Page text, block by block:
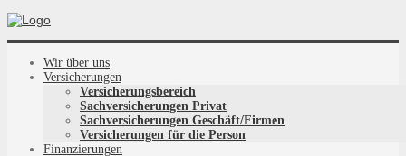
Wir über uns
Versicherungen
Versicherungsbereich
Sachversicherungen Privat
Sachversicherungen Geschäft/Firmen
Versicherungen für die Person
Finanzierungen